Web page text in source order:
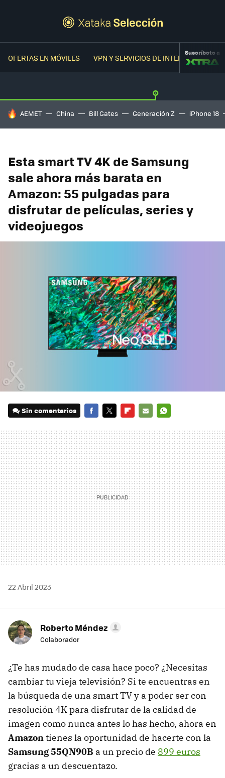
OFERTAS EN MÓVILES VPN Y SERVICIOS DE INTERNETSuscríbete a
HOY SE HABLA DE
AEMET China Bill Gates Generación Z iPhone 18
Esta smart TV 4K de Samsung
sale ahora más barata en
Amazon: 55 pulgadas para
disfrutar de películas, series y
videojuegos
Sin comentarios
MAIL
22 Abril 2023
Roberto Méndez
Colaborador
¿Te has mudado de casa hace poco? ¿Necesitas
cambiar tu vieja televisión? Si te encuentras en
la búsqueda de una smart TV y a poder ser con
resolución 4K para disfrutar de la calidad de
imagen como nunca antes lo has hecho, ahora en
Amazontienes la oportunidad de hacerte con la
Samsung 55QN90B a un precio de 899 euros
gracias a un descuentazo.